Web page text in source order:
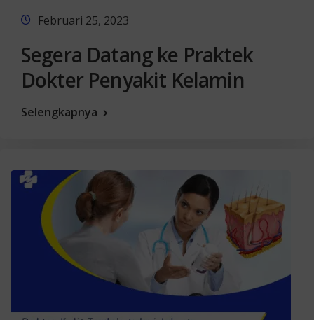
Februari 25, 2023
Segera Datang ke Praktek
Dokter Penyakit Kelamin
Selengkapnya